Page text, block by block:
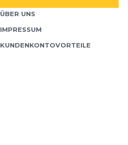
ÜBER UNS
IMPRESSUM
KUNDENKONTOVORTEILE